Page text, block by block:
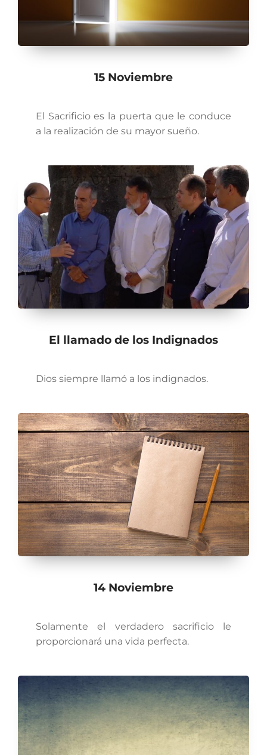
15 Noviembre
El Sacrificio es la puerta que le conduce
a la realización de su mayor sueño.
El llamado de los Indignados
Dios siempre llamó a los indignados.
14 Noviembre
Solamente el verdadero sacrificio le
proporcionará una vida perfecta.